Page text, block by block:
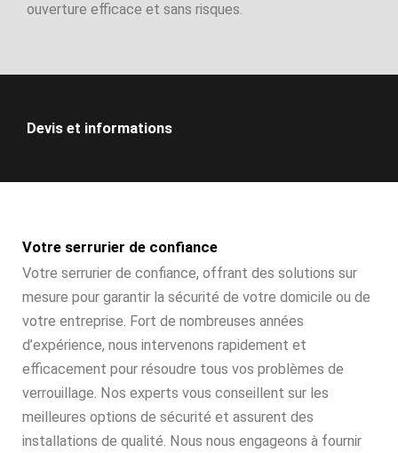
ouverture efficace et sans risques.
Devis et informations
Votre serrurier de confiance
Votre serrurier de confiance, offrant des solutions sur
mesure pour garantir la sécurité de votre domicile ou de
votre entreprise. Fort de nombreuses années
d’expérience, nous intervenons rapidement et
efficacement pour résoudre tous vos problèmes de
verrouillage. Nos experts vous conseillent sur les
meilleures options de sécurité et assurent des
installations de qualité. Nous nous engageons à fournir